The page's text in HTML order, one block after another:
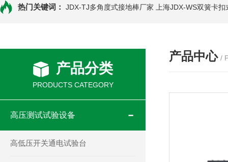
热门关键词： JDX-TJ多角度式接地棒厂家 上海JDX-WS双簧卡
产品分类
PRODUCTS CATEGORY
高压测试试验设备
高低压开关通电试验台
产品中心 /